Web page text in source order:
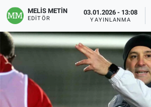
MELİS METİN
EDITÖR
03.01.2026 - 13:08
YAYINLANMA